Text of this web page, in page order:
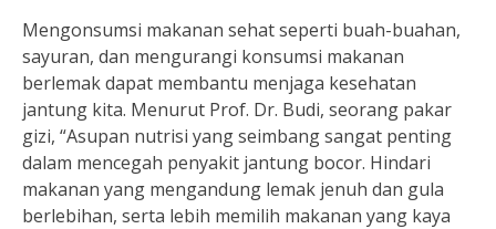
Mengonsumsi makanan sehat seperti buah-buahan,
sayuran, dan mengurangi konsumsi makanan
berlemak dapat membantu menjaga kesehatan
jantung kita. Menurut Prof. Dr. Budi, seorang pakar
gizi, “Asupan nutrisi yang seimbang sangat penting
dalam mencegah penyakit jantung bocor. Hindari
makanan yang mengandung lemak jenuh dan gula
berlebihan, serta lebih memilih makanan yang kaya